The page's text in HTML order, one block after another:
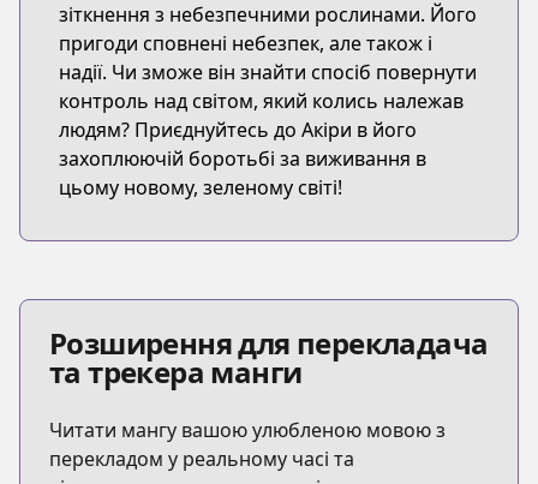
зіткнення з небезпечними рослинами. Його
пригоди сповнені небезпек, але також і
надії. Чи зможе він знайти спосіб повернути
контроль над світом, який колись належав
людям? Приєднуйтесь до Акіри в його
захоплюючій боротьбі за виживання в
цьому новому, зеленому світі!
Розширення для перекладача
та трекера манги
Читати мангу вашою улюбленою мовою з
перекладом у реальному часі та